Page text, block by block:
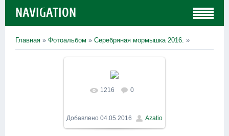
NAVIGATION
Главная » Фотоальбом » Серебряная мормышка 2016. »
В реальном размере
1600x1200 / 177.6Kb
1216 0
Добавлено 04.05.2016 Azatio